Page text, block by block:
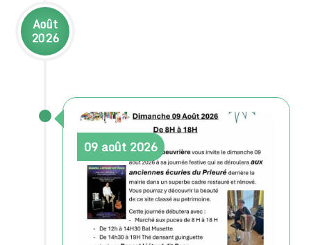
Août
2026
09 août 2026